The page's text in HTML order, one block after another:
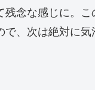
念な感じに。
、次は絶対に